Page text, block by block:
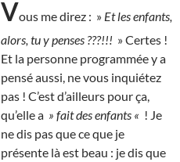
Vous me direz : » Et les enfants,
alors, tu y penses ???!!! » Certes !
Et la personne programmée y a
pensé aussi, ne vous inquiétez
pas ! C’est d’ailleurs pour ça,
qu’elle a » fait des enfants « ! Je
ne dis pas que ce que je
présente là est beau : je dis que